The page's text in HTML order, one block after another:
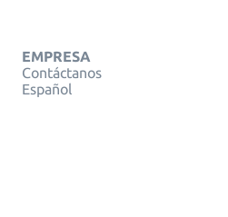
EMPRESA
Contáctanos
Español